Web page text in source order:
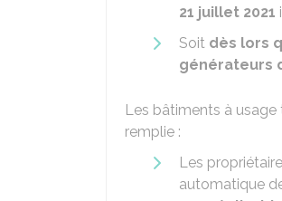
21 juillet 2021
Soit dès lors
générateurs
Les bâtiments à usage
remplie :
Les
automatique